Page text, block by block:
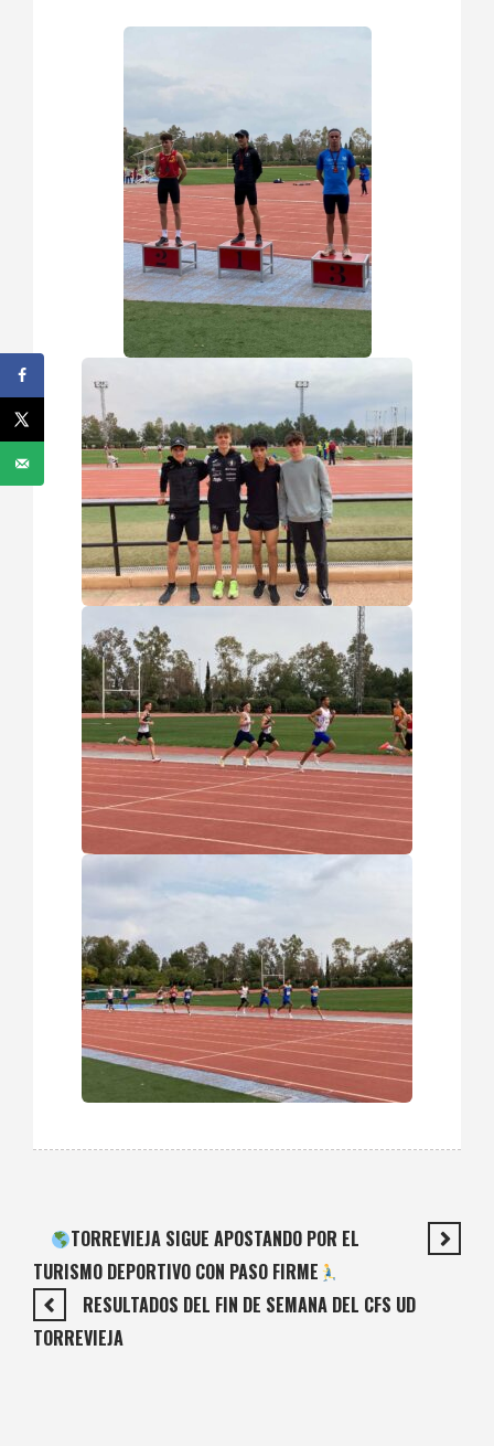
TORREVIEJA SIGUE APOSTANDO POR EL
TURISMO DEPORTIVO CON PASO FIRME
RESULTADOS DEL FIN DE SEMANA DEL CFS UD
TORREVIEJA